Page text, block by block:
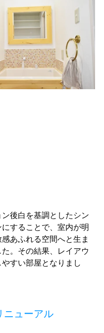
ン後白を基調としたシン
することで、室内が明
あふれる空間へと生ま
。その結果、レイアウ
やすい部屋となりまし
ニューアル